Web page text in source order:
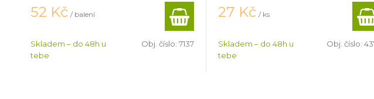
52 Kč / balení
Skladem – do 48h u
tebe
Obj. číslo: 7137
27 Kč / ks
Skladem – do 48h u
tebe
Obj. číslo: